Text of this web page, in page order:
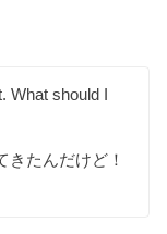
What should I
たんだけど！